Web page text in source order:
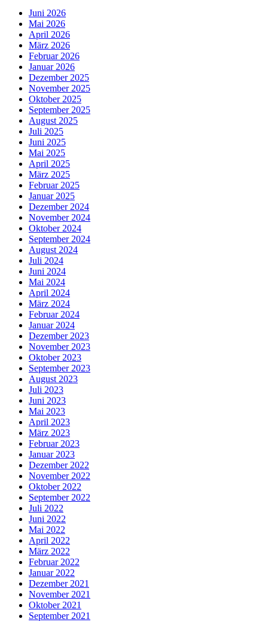
Juni 2026
Mai 2026
April 2026
März 2026
Februar 2026
Januar 2026
Dezember 2025
November 2025
Oktober 2025
September 2025
August 2025
Juli 2025
Juni 2025
Mai 2025
April 2025
März 2025
Februar 2025
Januar 2025
Dezember 2024
November 2024
Oktober 2024
September 2024
August 2024
Juli 2024
Juni 2024
Mai 2024
April 2024
März 2024
Februar 2024
Januar 2024
Dezember 2023
November 2023
Oktober 2023
September 2023
August 2023
Juli 2023
Juni 2023
Mai 2023
April 2023
März 2023
Februar 2023
Januar 2023
Dezember 2022
November 2022
Oktober 2022
September 2022
Juli 2022
Juni 2022
Mai 2022
April 2022
März 2022
Februar 2022
Januar 2022
Dezember 2021
November 2021
Oktober 2021
September 2021